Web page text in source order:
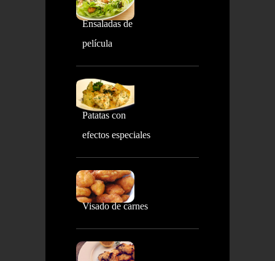
Ensaladas de
película
Patatas con
efectos especiales
Visado de carnes